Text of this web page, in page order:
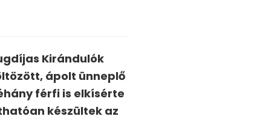
Kirándulók
ápolt ünneplő
férfi is elkísérte
készültek az